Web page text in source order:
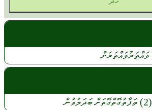
ވައްތަރުވައްތަރަށް
(2) ތަފާތުގޮތްގޮތަށްބަދަލުވުން